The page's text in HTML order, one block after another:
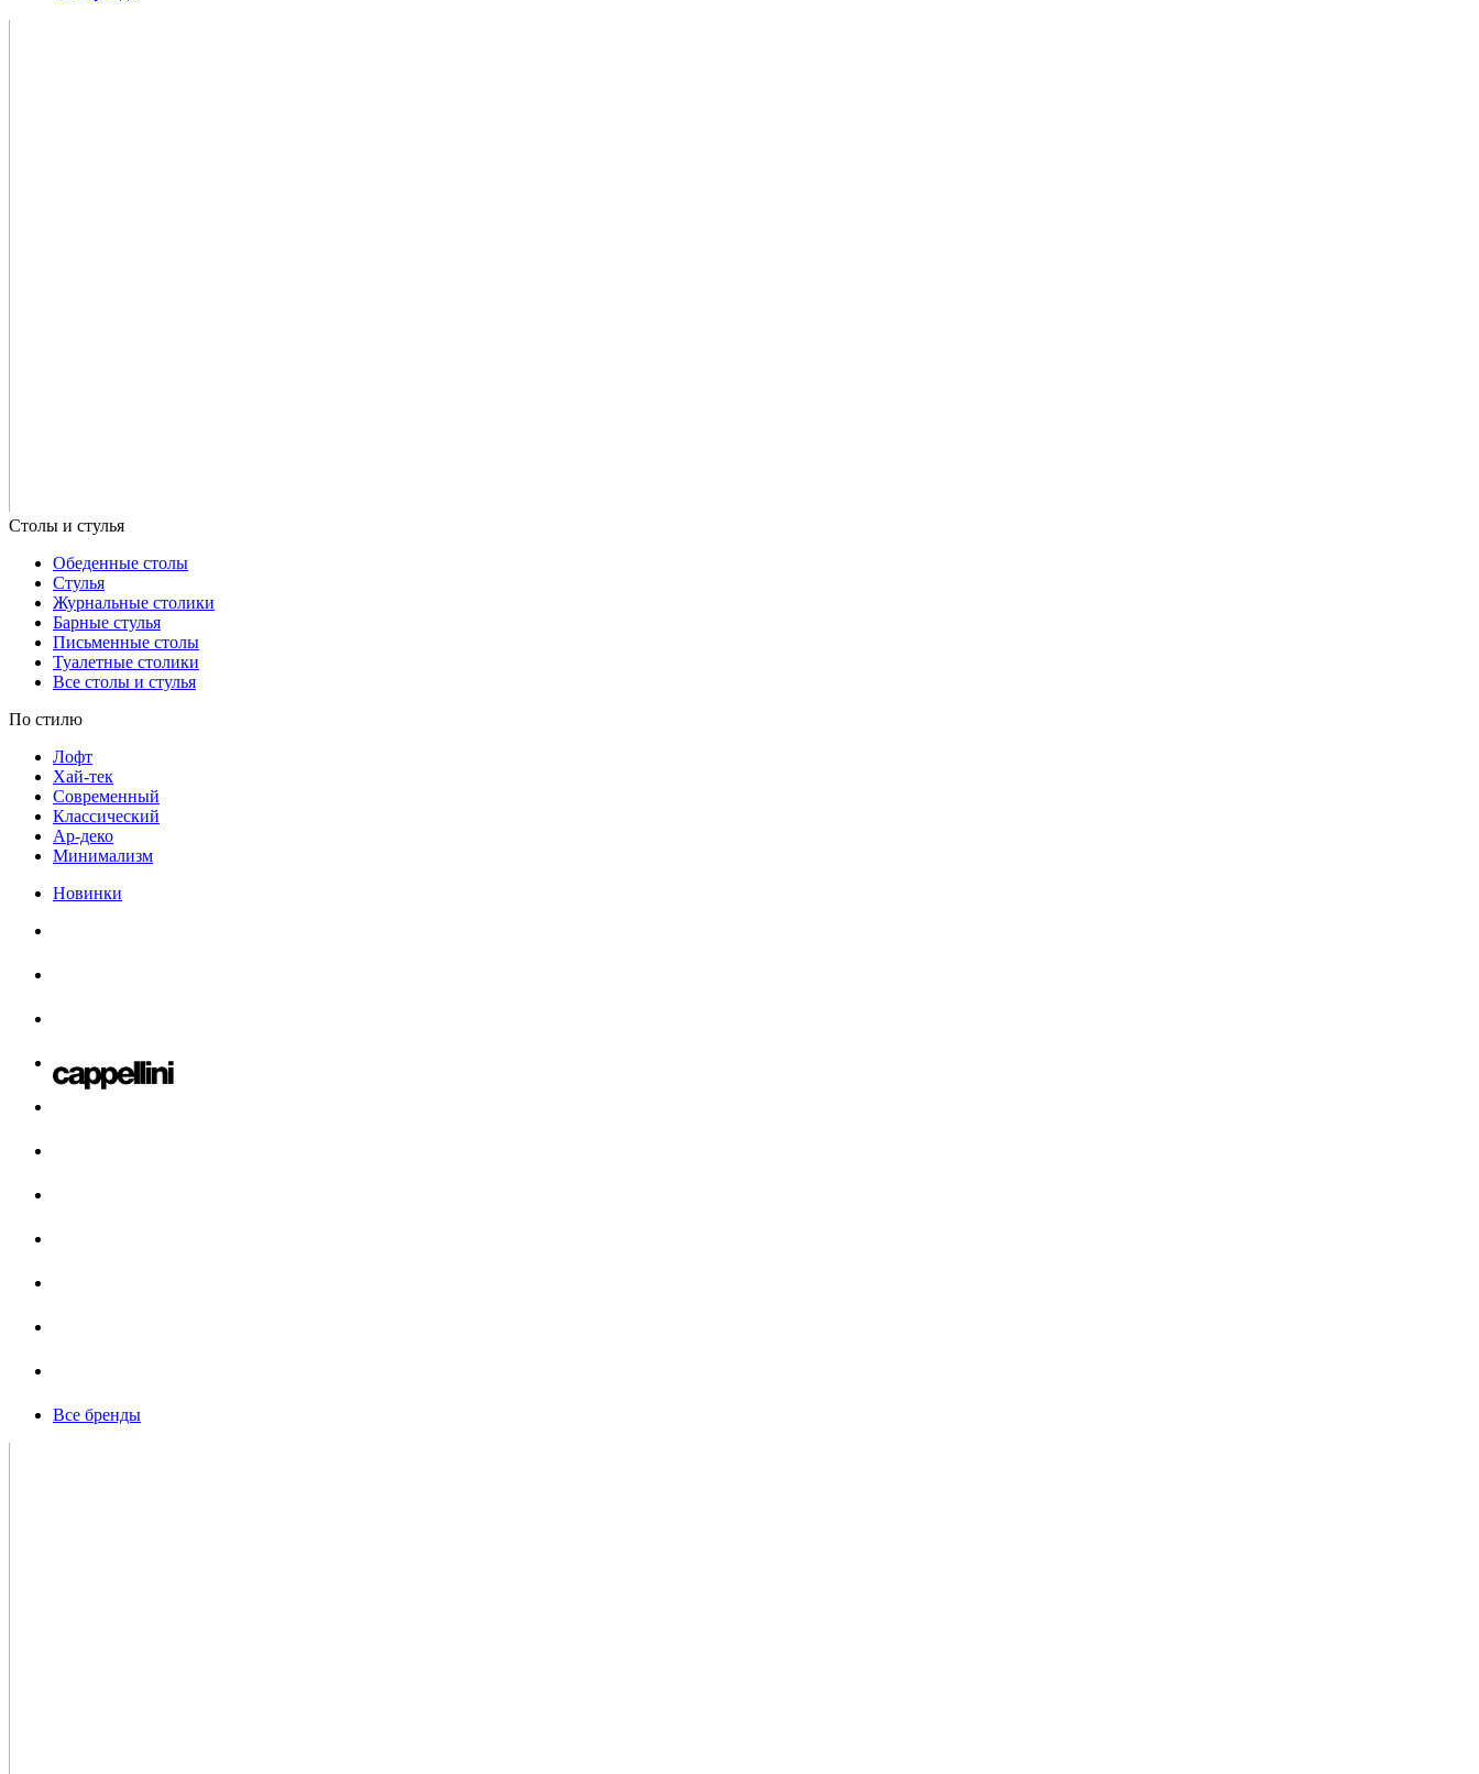
Обеденные столы
Стулья
Журнальные столики
Барные стулья
Письменные столы
Туалетные столики